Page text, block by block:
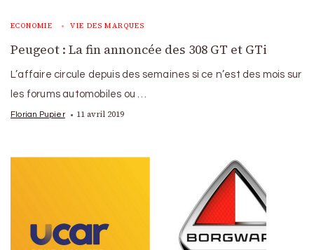
ECONOMIE VIE DES MARQUES
Peugeot : La fin annoncée des 308 GT et GTi
L’affaire circule depuis des semaines si ce n’est des mois sur
les forums automobiles ou …
Florian Pupier 11 avril 2019